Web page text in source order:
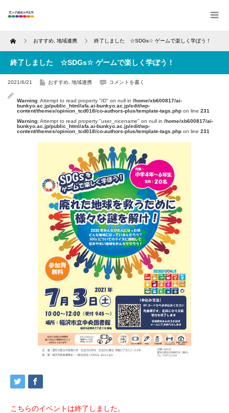
Home おすすめ 地域連携 終了しました ☆SDGs☆ ゲームで楽しく学ぼう！
終了しました ☆SDGs☆ ゲームで楽しく学ぼう！
2021/6/21 おすすめ 地域連携 コメントを書く
Warning: Attempt to read property "ID" on null in /home/xb600817/ai-
bunkyo.ac.jp/public_html/afa.ai-bunkyo.ac.jp/edit/wp-
content/themes/opinion_tcd018/co-authors-plus/template-tags.php on line 231
Warning: Attempt to read property "user_nicename" on null in /home/xb600817/ai-
bunkyo.ac.jp/public_html/afa.ai-bunkyo.ac.jp/edit/wp-
content/themes/opinion_tcd018/co-authors-plus/template-tags.php on line 231
こちらのイベントは終了しました。